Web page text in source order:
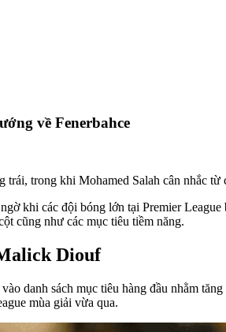
về Fenerbahce
trong khi Mohamed Salah cân nhắc từ
khi các đội bóng lớn tại Premier
cũng như các mục tiêu tiềm năng.
Diouf
danh sách mục tiêu hàng đầu nhằm
mùa giải vừa qua.